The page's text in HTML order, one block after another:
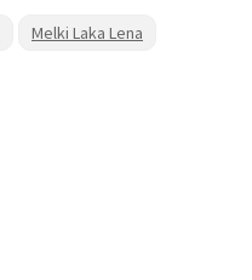
Melki Laka Lena